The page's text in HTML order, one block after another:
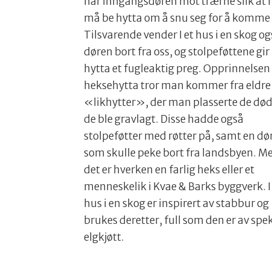
må be hytta om å snu seg for å
Tilsvarende vender I et hus i en skog
døren bort fra oss, og stolpeføttene gir
hytta et fugleaktig preg. Opprinnelsen
heksehytta tror man kommer fra eldre
«likhytter», der man plasserte de
de ble gravlagt. Disse hadde også
stolpeføtter med røtter på, samt en
som skulle peke bort fra landsbyen.
det er hverken en farlig heks eller et
menneskelik i Kvae & Barks byggverk.
hus i en skog er inspirert av stabbur og
brukes deretter, full som den er av
elgkjøtt.